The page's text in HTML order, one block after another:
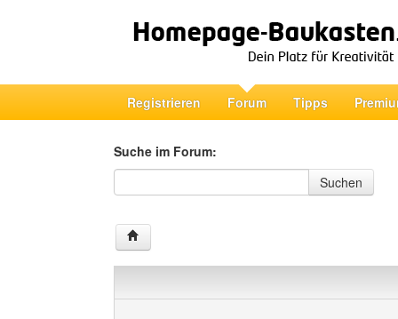
Registrieren Forum Tipps
Suche im Forum:
Suche im Forum
Suchen